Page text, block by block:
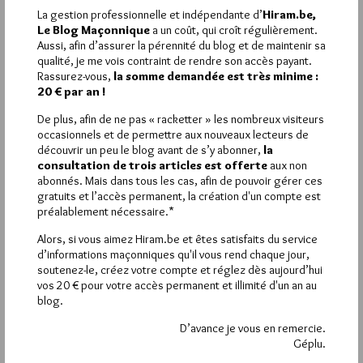
10 MARS 2010 À 22H31 / RÉPONDRE
Tout à fait d’accord avec ton avis sur Wirth cher Lihin. De
même sur la Kabbale dont Dachez n’a apparament pas la
moindre idée. Mais voilà ce qui arrive quand un peu de succès
monte à la tête.
LIHIN
10 MARS 2010 À 7H38 / RÉPONDRE
Roger Dachez met en évidence la défiguration, la sur-
simplification etc. des doctrines ésotériques, surtout dans
leurs formes hébraïques, dans les rituels franc-maçonniques.
Sa conclusion pourtant est une simple absurdité : attaquer les
Franc-Maçons, par exemple Oswald Wirth, qui ont tant fait
pour remédier pareils défauts et corriger pareilles erreurs.
Probablement à cause de son parti pris théologique, Roger
Dachez est en effet doublement décevant en cette matière.
maçonnique pour se trouver devant par exemple de mots
hébreux mal translittérés jusqu’à ne plus être reconnaissables,
La gestion professionnelle et indépendante d’Hiram.be,
Le Blog Maçonnique a un coût, qui croît régulièrement.
Aussi, afin d’assurer la pérennité du blog et de maintenir sa
qualité, je me vois contraint de rendre son accès payant.
Rassurez-vous, la somme demandée est très minime :
20 € par an !
De plus, afin de ne pas « racketter » les nombreux visiteurs
occasionnels et de permettre aux nouveaux lecteurs de
découvrir un peu le blog avant de s’y abonner, la
consultation de trois articles est offerte aux non
abonnés. Mais dans tous les cas, afin de pouvoir gérer ces
gratuits et l’accès permanent, la création d'un compte est
préalablement nécessaire.*
Alors, si vous aimez Hiram.be et êtes satisfaits du service
d’informations maçonniques qu'il vous rend chaque jour,
soutenez-le, créez votre compte et réglez dès aujourd’hui
vos 20 € pour votre accès permanent et illimité d'un an au
blog.
D’avance je vous en remercie.
Géplu.